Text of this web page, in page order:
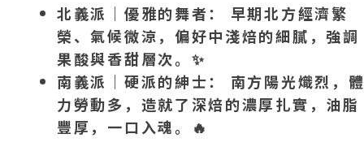
北義派｜優雅的舞者： 早期北方經濟繁
榮、氣候微涼，偏好中淺焙的細膩，強調
果酸與香甜層次。 ✨
南義派｜硬派的紳士： 南方陽光熾烈，
力勞動多，造就了深焙的濃厚扎實，油脂
豐厚，一口入魂。
🔥